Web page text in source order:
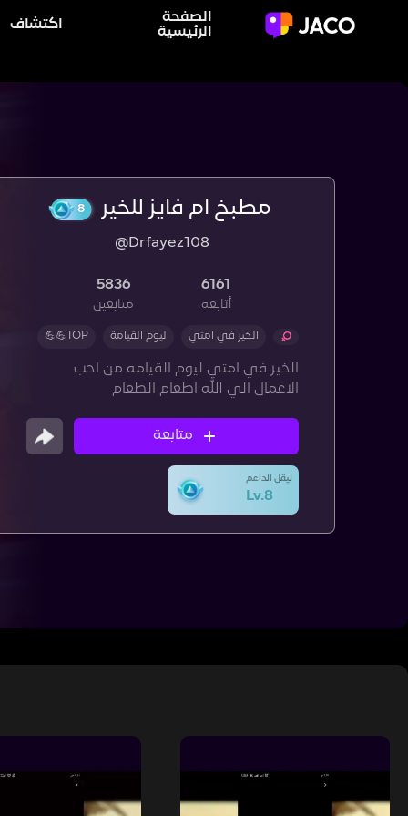
الصفحة
الرئيسية
اكتشاف
مطبخ ام فايز للخير
@Drfayez108
6161
أتابعه
5836
متابعين
الخير في امتي ليوم القيامة TOP💪💪
الخير في امتي ليوم القيامه من احب
الاعمال الي الله اطعام الطعام
متابعة
ليڤل الداعم
Lv.8